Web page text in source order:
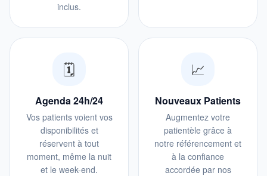
inclus.
🗓️
Agenda 24h/24
Vos patients voient vos
disponibilités et
réservent à tout
moment, même la nuit
et le week-end.
📈
Nouveaux Patients
Augmentez votre
patientèle grâce à
notre référencement et
à la confiance
accordée par nos